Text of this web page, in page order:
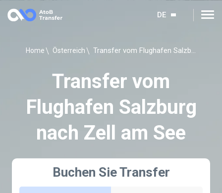
DE
Home Österreich Transfer vom Flughafen Salzburg nach Zell am See
Transfer vom
Flughafen Salzburg
nach Zell am See
Buchen Sie Transfer